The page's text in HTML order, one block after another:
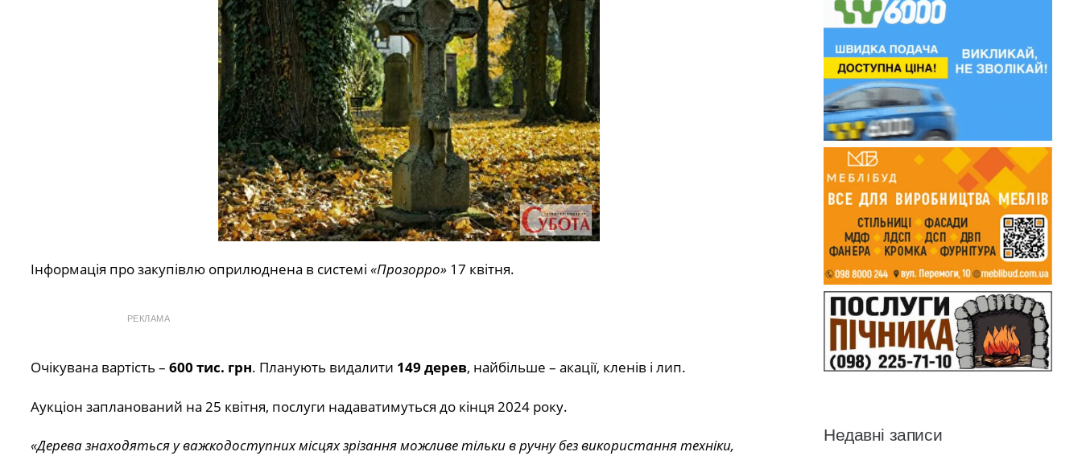
Інформація про закупівлю оприлюднена в системі «Прозорро»17 квітня.
РЕКЛАМА
Очікувана вартість – 600 тис. грн. Планують видалити 149 дерев, найбільше – акації, кленів і лип.
Аукціон запланований на 25 квітня, послуги надаватимуться до кінця 2024 року.
«Дерева знаходяться у важкодоступних місцях зрізання можливе тільки в ручну без використання техніки,
Недавні записи